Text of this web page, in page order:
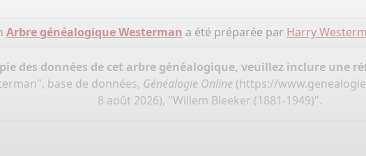
Arbre généalogique Westerman a été préparée par Harry
des données de cet arbre généalogique, veuillez inclure une
base de données, Généalogie Online (https://
8 août 2026), "Willem Bleeker (1881-1949)".